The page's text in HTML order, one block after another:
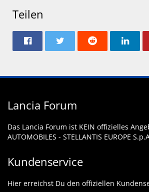
Teilen
Lancia Forum
Das Lancia Forum ist KEIN offizielles
AUTOMOBILES - STELLANTIS EUROPE
Kundenservice
Hier erreichst Du den offiziellen